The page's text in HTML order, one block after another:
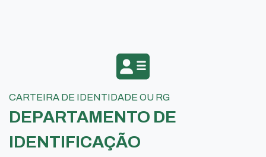
CARTEIRA DE IDENTIDADE OU RG
DEPARTAMENTO DE
IDENTIFICAÇÃO